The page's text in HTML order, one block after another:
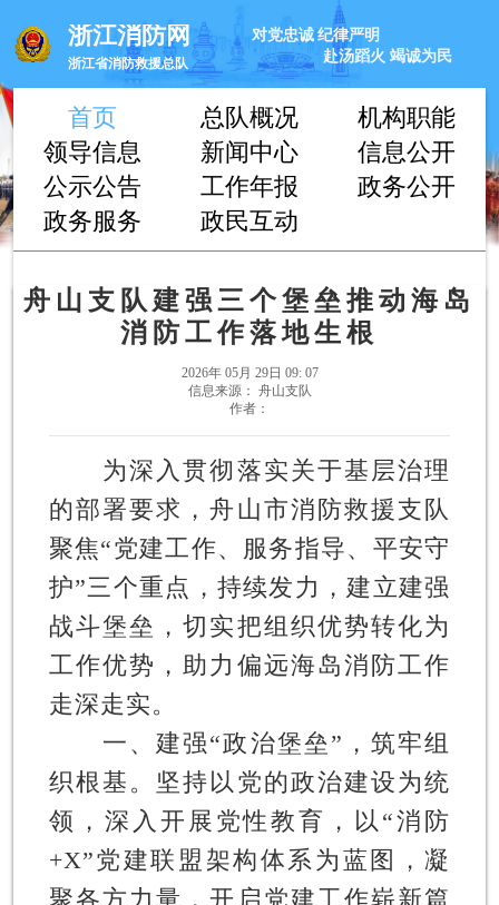
浙江消防网
浙江省消防救援总队
对党忠诚 纪律严明
赴汤蹈火 竭诚为民
首页 总队概况
机构职能
领导信息
新闻中心
信息公开
公示公告
工作年报
政务公开
政务服务
政民互动
舟山支队建强三个堡垒推动海岛
消防工作落地生根
2026年 05月 29日 09: 07
信息来源： 舟山支队
作者：
为深入贯彻落实关于基层治理
的部署要求，舟山市消防救援支队
聚焦“党建工作、服务指导、平安守
护”三个重点，持续发力，建立建强
战斗堡垒，切实把组织优势转化为
工作优势，助力偏远海岛消防工作
走深走实。
一、建强“政治堡垒”，筑牢组
织根基。 坚持以党的政治建设为统
领，深入开展党性教育，以“消防
+X”党建联盟架构体系为蓝图，凝
聚各方力量，开启党建工作崭新篇